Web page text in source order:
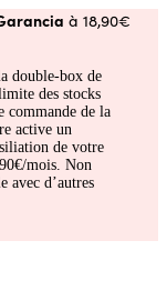
à 18,90€
double-box de
des stocks
commande de la
active un
de votre
mois. Non
avec d’autres